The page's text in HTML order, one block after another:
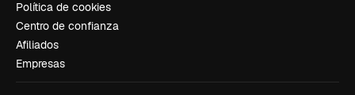
Política de cookies
Centro de confianza
Afiliados
Empresas